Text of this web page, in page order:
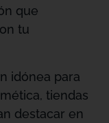
que
tu
idónea para
tiendas
destacar en